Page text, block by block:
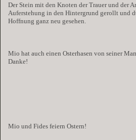
Der Stein mit den Knoten der Trauer und der
Auferstehung in den Hintergrund gerollt und
Hoffnung ganz neu gesehen.
Mio hat auch einen Osterhasen von seiner
Danke!
Mio und Fides feiern Ostern!